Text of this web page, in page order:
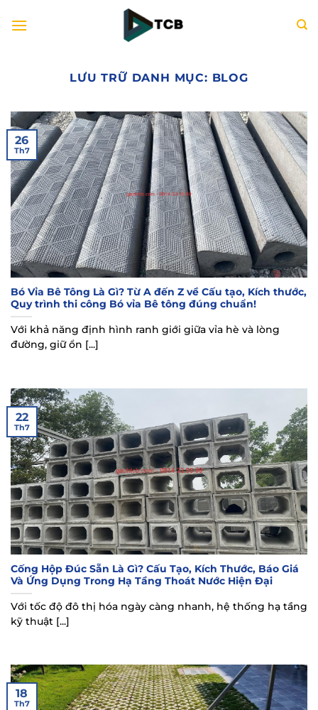
qua
LƯU TRỮ DANH MỤC: BLOG
Bó Vỉa Bê Tông Là Gì? Từ A đến Z về Cấu tạo, Kích thước,
Quy trình thi công Bó vỉa Bê tông đúng chuẩn!
Với khả năng định hình ranh giới giữa vỉa hè và lòng
đường, giữ ổn [...]
26
Th7
Cống Hộp Đúc Sẵn Là Gì? Cấu Tạo, Kích Thước, Báo Giá
Và Ứng Dụng Trong Hạ Tầng Thoát Nước Hiện Đại
Với tốc độ đô thị hóa ngày càng nhanh, hệ thống hạ tầng
kỹ thuật [...]
22
Th7
18
Th7